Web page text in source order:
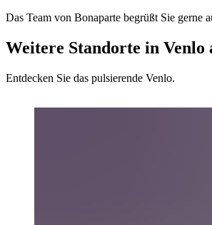
Das Team von Bonaparte begrüßt Sie gerne
Weitere Standorte in Venlo
Entdecken Sie das pulsierende Venlo.